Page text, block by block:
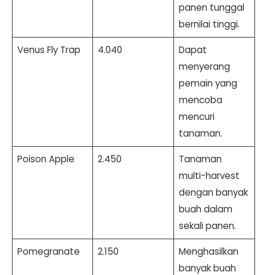
panen tunggal
bernilai tinggi.
Venus Fly Trap 4.040
Dapat
menyerang
pemain yang
mencoba
mencuri
tanaman.
Poison Apple 2.450
Tanaman
multi-harvest
dengan banyak
buah dalam
sekali panen.
Pomegranate 2.150
Menghasilkan
banyak buah